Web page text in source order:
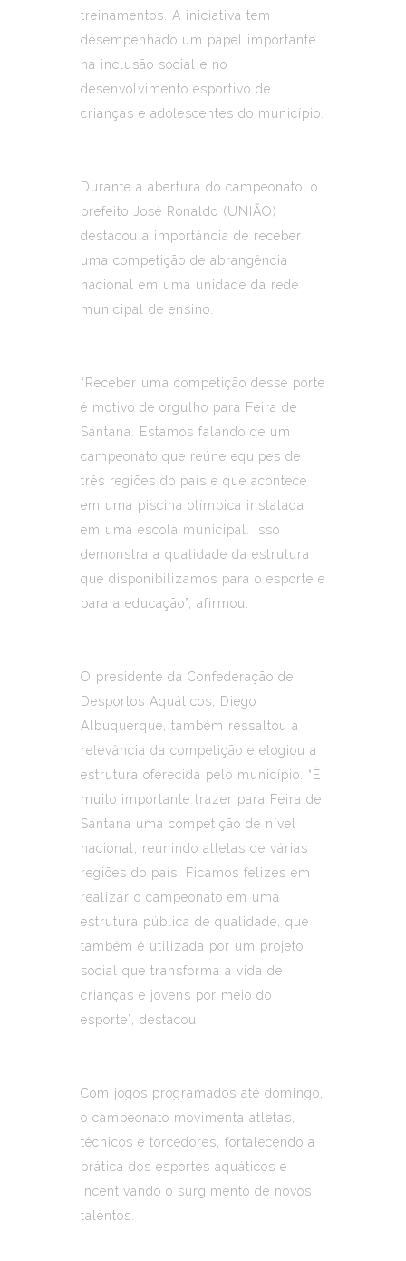
treinamentos. A iniciativa tem
desempenhado um papel importante
na inclusão social e no
desenvolvimento esportivo de
crianças e adolescentes do município.
Durante a abertura do campeonato, o
prefeito José Ronaldo (UNIÃO)
destacou a importância de receber
uma competição de abrangência
nacional em uma unidade da rede
municipal de ensino.
“Receber uma competição desse porte
é motivo de orgulho para Feira de
Santana. Estamos falando de um
campeonato que reúne equipes de
três regiões do país e que acontece
em uma piscina olímpica instalada
em uma escola municipal. Isso
demonstra a qualidade da estrutura
que disponibilizamos para o esporte e
para a educação”, afirmou.
O presidente da Confederação de
Desportos Aquáticos, Diego
Albuquerque, também ressaltou a
relevância da competição e elogiou a
estrutura oferecida pelo município. “É
muito importante trazer para Feira de
Santana uma competição de nível
nacional, reunindo atletas de várias
regiões do país. Ficamos felizes em
realizar o campeonato em uma
estrutura pública de qualidade, que
também é utilizada por um projeto
social que transforma a vida de
crianças e jovens por meio do
esporte”, destacou.
Com jogos programados até domingo,
o campeonato movimenta atletas,
técnicos e torcedores, fortalecendo a
prática dos esportes aquáticos e
incentivando o surgimento de novos
talentos.